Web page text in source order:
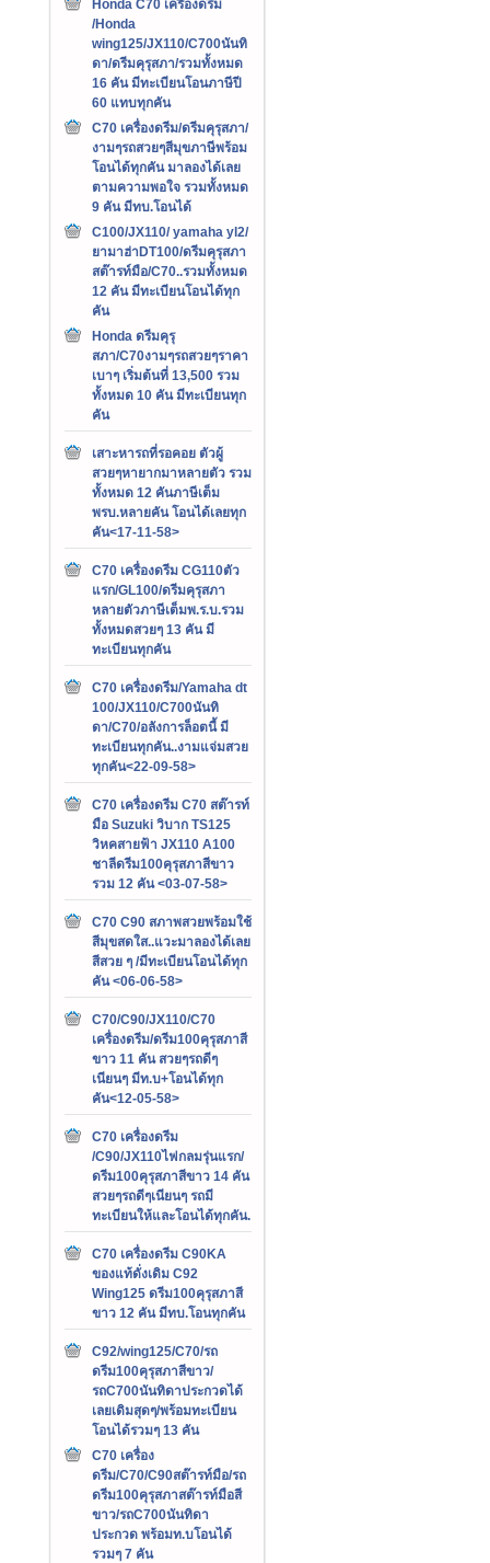
Honda C70 เครืองดรีม
/Honda
wing125/JX110/C700นันทิ
ดา/ดรีมคุรุสภา/รวมทั้งหมด
16 คัน มีทะเบียนโอนภาษีปี
60 แทบทุกคัน
C70 เครื่องดรีม/ดรีมคุรุสภา/
งามๆรถสวยๆสีมุขภาษีพร้อม
โอนได้ทุกคัน มาลองได้เลย
ตามความพอใจ รวมทั้งหมด
9 คัน มีทบ.โอนได้
C100/JX110/ yamaha yl2/
ยามาฮ่าDT100/ดรีมคุรุสภา
สต๊ารท์มือ/C70..รวมทั้งหมด
12 คัน มีทะเบียนโอนได้ทุก
คัน
Honda ดรีมคุรุ
สภา/C70งามๆรถสวยๆราคา
เบาๆ เริ่มต้นที่ 13,500 รวม
ทั้งหมด 10 คัน มีทะเบียนทุก
คัน
เสาะหารถที่รอคอย ตัวผู้
สวยๆหายากมาหลายตัว รวม
ทั้งหมด 12 คันภาษีเต็ม
พรบ.หลายคัน โอนได้เลยทุก
คัน<17-11-58>
C70 เครื่องดรีม CG110ตัว
แรก/GL100/ดรีมคุรุสภา
หลายตัวภาษีเต็มพ.ร.บ.รวม
ทั้งหมดสวยๆ 13 คัน มี
ทะเบียนทุกคัน
C70 เครื่องดรีม/Yamaha dt
100/JX110/C700นันทิ
ดา/C70/อลังการล็อตนี้ มี
ทะเบียนทุกคัน..งามแจ่มสวย
ทุกคัน<22-09-58>
C70 เครื่องดรีม C70 สต๊ารท์
มือ Suzuki วิบาก TS125
วิหคสายฟ้า JX110 A100
ชาลีดรีม100คุรุสภาสีขาว
รวม 12 คัน <03-07-58>
C70 C90 สภาพสวยพร้อมใช้
สีมุขสดใส..แวะมาลองได้เลย
สีสวย ๆ /มีทะเบียนโอนได้ทุก
คัน <06-06-58>
C70/C90/JX110/C70
เครื่องดรีม/ดรีม100คุรุสภาสี
ขาว 11 คัน สวยๆรถดีๆ
เนียนๆ มีท.บ+โอนได้ทุก
คัน<12-05-58>
C70 เครื่องดรีม
/C90/JX110ไฟกลมรุ่นแรก/
ดรีม100คุรุสภาสีขาว 14 คัน
สวยๆรถดีๆเนียนๆ รถมี
ทะเบียนให้และโอนได้ทุกคัน.
C70 เครื่องดรีม C90KA
ของแท้ดั่งเดิม C92
Wing125 ดรีม100คุรุสภาสี
ขาว 12 คัน มีทบ.โอนทุกคัน
C92/wing125/C70/รถ
ดรีม100คุรุสภาสีขาว/
รถC700นันทิดาประกวดได้
เลยเดิมสุดๆ/พร้อมทะเบียน
โอนได้รวมๆ 13 คัน
C70 เครื่อง
ดรีม/C70/C90สต๊ารท์มือ/รถ
ดรีม100คุรุสภาสต๊ารท์มือสี
ขาว/รถC700นันทิดา
ประกวด พร้อมท.บโอนได้
รวมๆ 7 คัน